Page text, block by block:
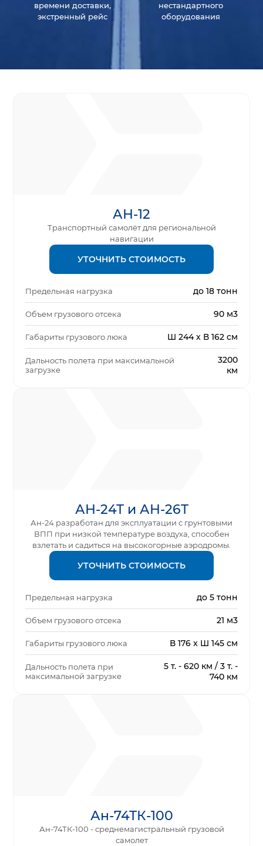
времени доставки,
экстренный рейс
нестандартного
оборудования
АН-12
Транспортный самолёт для региональной
навигации
УТОЧНИТЬ СТОИМОСТЬ
Предельная нагрузка до 18 тонн
Объем грузового отсека 90 м3
Габариты грузового люка Ш 244 x В 162 см
Дальность полета при максимальной
загрузке
3200
км
АН-24Т и АН-26Т
Ан-24 разработан для эксплуатации с грунтовыми
ВПП при низкой температуре воздуха, способен
взлетать и садиться на высокогорные аэродромы.
УТОЧНИТЬ СТОИМОСТЬ
Предельная нагрузка до 5 тонн
Объем грузового отсека 21 м3
Габариты грузового люка В 176 x Ш 145 см
Дальность полета при
максимальной загрузке
5 т. - 620 км / 3 т. -
740 км
Ан-74ТК-100
Ан-74ТК-100 - среднемагистральный грузовой
самолет